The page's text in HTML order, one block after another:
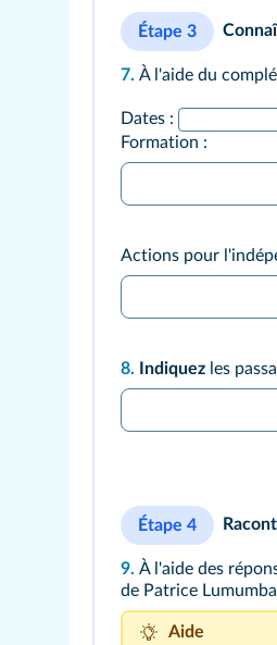
Étape 3
7. À l'aide du
Dates :
Formation :
Actions pour
8. Indiquez les
Étape 4
9. À l'aide des
de Patrice
Aide